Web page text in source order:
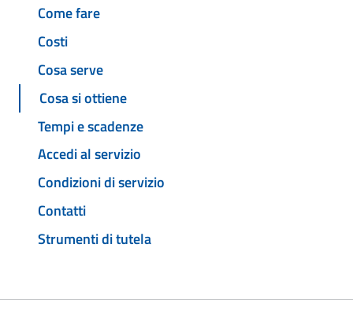
Come fare
Costi
Cosa serve
Cosa si ottiene
Tempi e scadenze
Accedi al servizio
Condizioni di servizio
Contatti
Strumenti di tutela